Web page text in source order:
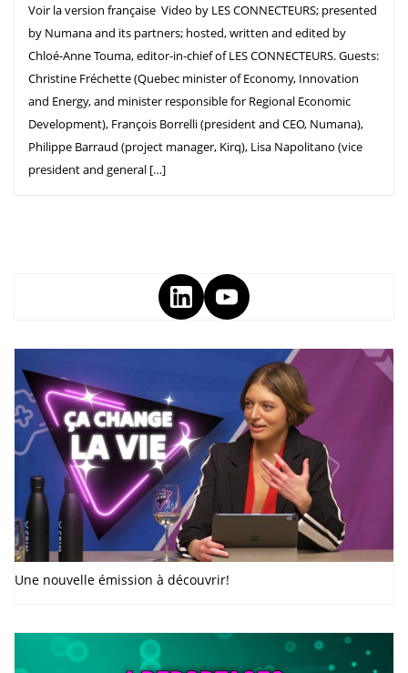
Voir la version française Video by LES CONNECTEURS; presented
by Numana and its partners; hosted, written and edited by
Chloé-Anne Touma, editor-in-chief of LES CONNECTEURS. Guests:
Christine Fréchette (Quebec minister of Economy, Innovation
and Energy, and minister responsible for Regional Economic
Development), François Borrelli (president and CEO, Numana),
Philippe Barraud (project manager, Kirq), Lisa Napolitano (vice
president and general […]
Une nouvelle émission à découvrir!